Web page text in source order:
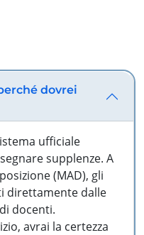
dovrei
ufficiale
supplenze. A
(MAD), gli
direttamente dalle
docenti.
avrai la certezza